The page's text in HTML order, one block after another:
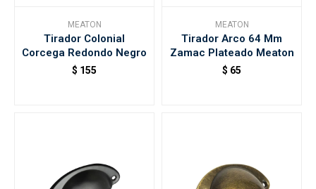
MEATON
Tirador Colonial
Corcega Redondo Negro
$ 155
MEATON
Tirador Arco 64 Mm
Zamac Plateado Meaton
$ 65
Accesorios